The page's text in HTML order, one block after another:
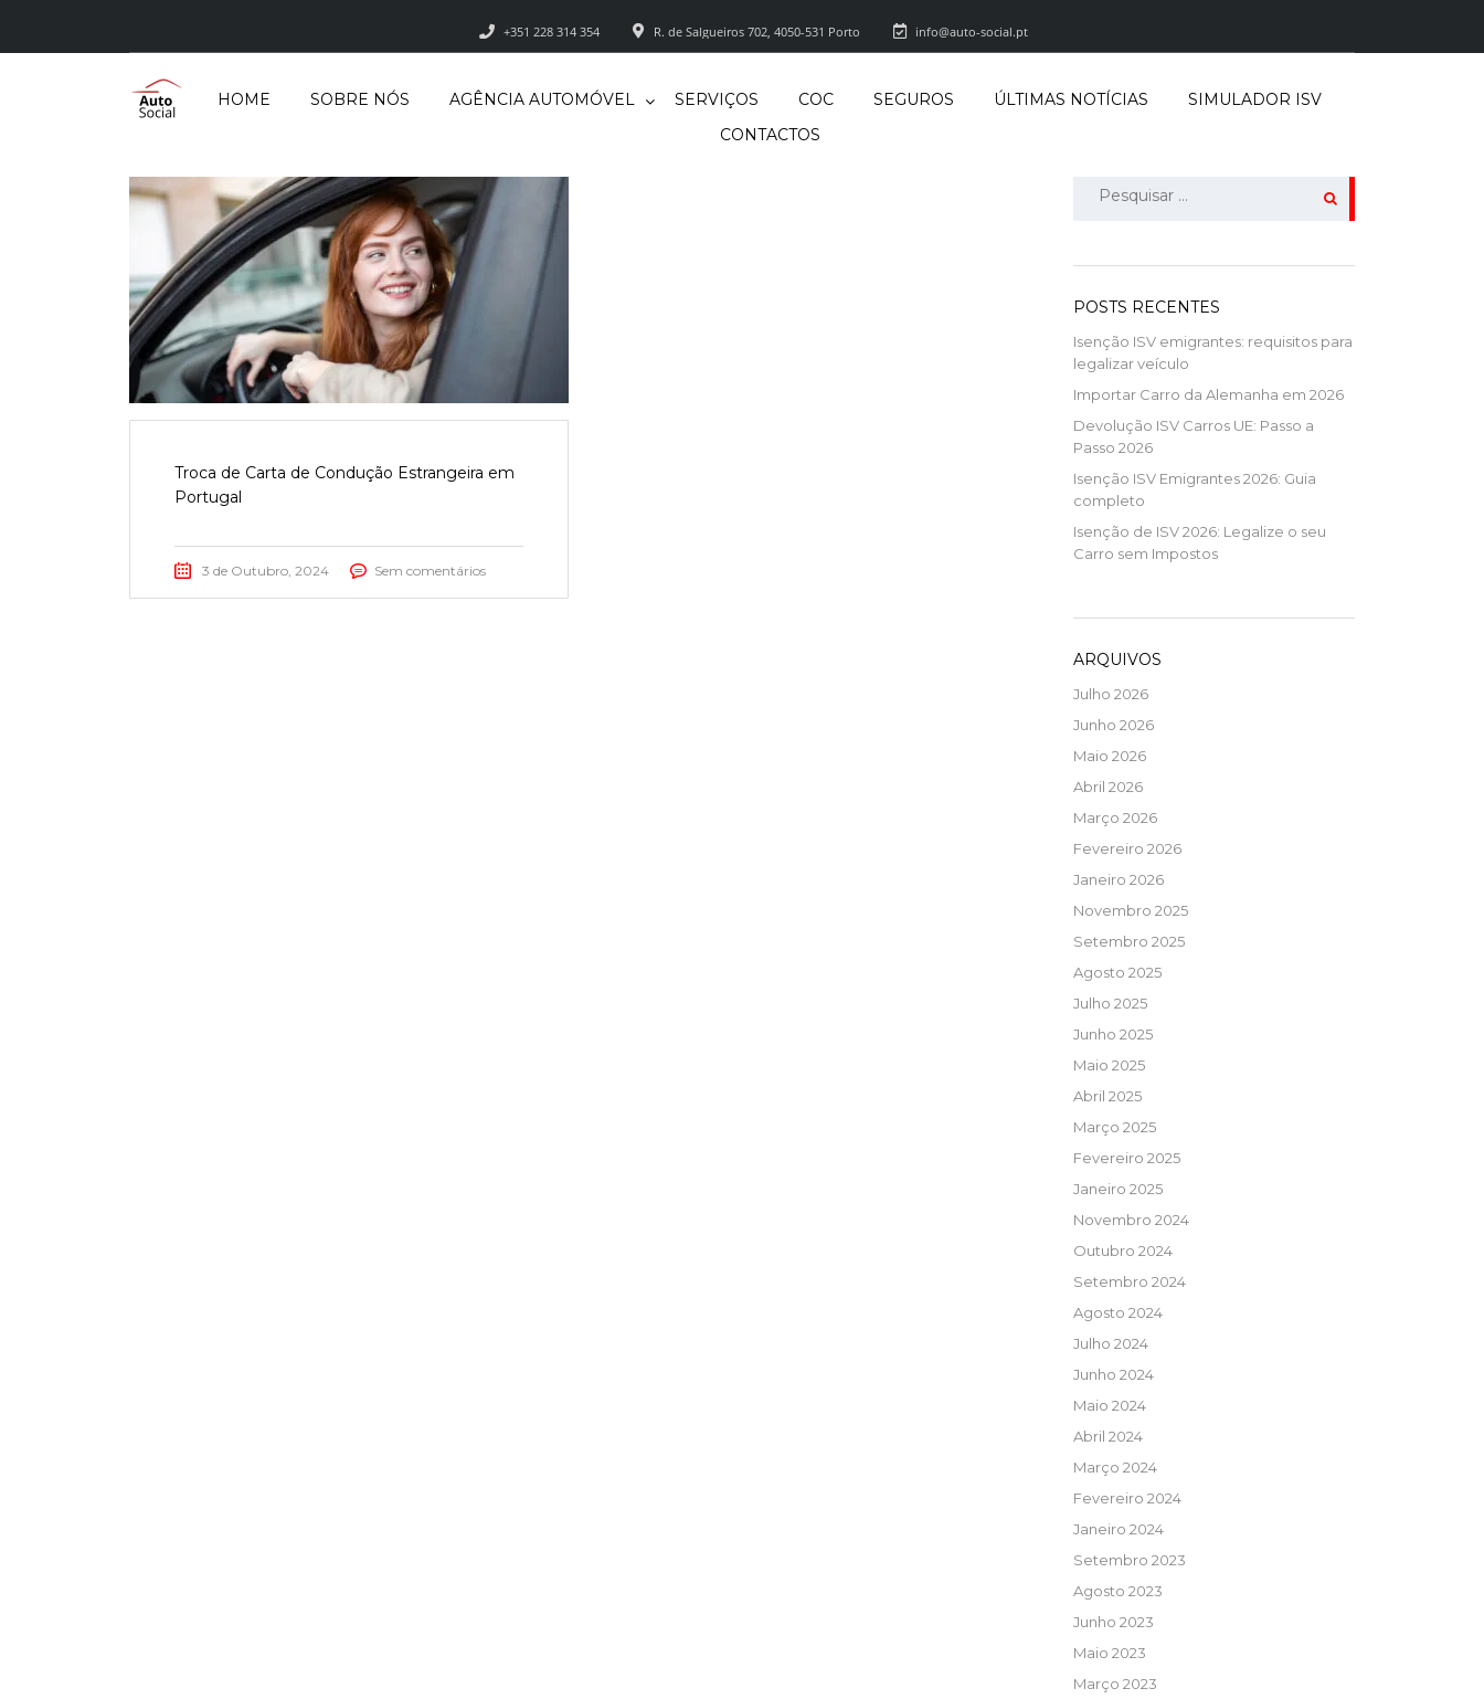
info@auto-social.pt
R. de Salgueiros 702, 4050-531 Porto
+351 228 314 354
HOME SOBRE NÓS AGÊNCIA AUTOMÓVEL SERVIÇOS COC SEGUROS ÚLTIMAS NOTÍCIAS
SIMULADOR ISV
CONTACTOS
Troca de Carta de Condução Estrangeira em
Portugal
3 de Outubro, 2024 Sem comentários
POSTS RECENTES
Isenção ISV emigrantes: requisitos para
legalizar veículo
Importar Carro da Alemanha em 2026
Devolução ISV Carros UE: Passo a
Passo 2026
Isenção ISV Emigrantes 2026: Guia
completo
Isenção de ISV 2026: Legalize o seu
Carro sem Impostos
ARQUIVOS
Julho 2026
Junho 2026
Maio 2026
Abril 2026
Março 2026
Fevereiro 2026
Janeiro 2026
Novembro 2025
Setembro 2025
Agosto 2025
Julho 2025
Junho 2025
Maio 2025
Abril 2025
Março 2025
Fevereiro 2025
Janeiro 2025
Novembro 2024
Outubro 2024
Setembro 2024
Agosto 2024
Julho 2024
Junho 2024
Maio 2024
Abril 2024
Março 2024
Fevereiro 2024
Janeiro 2024
Setembro 2023
Agosto 2023
Junho 2023
Maio 2023
Março 2023